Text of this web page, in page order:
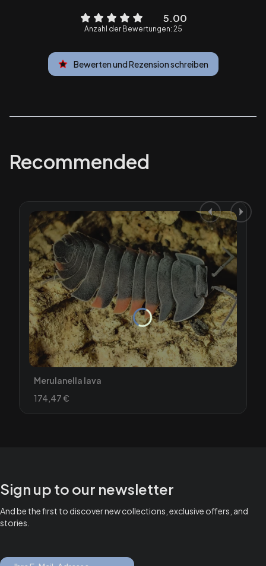
5.00
Anzahl der Bewertungen: 25
Bewerten und Rezension schreiben
Recommended
Merulanella lava
Preis
174,47 €
Sign up to our newsletter
And be the first to discover new collections, exclusive offers, and
stories.